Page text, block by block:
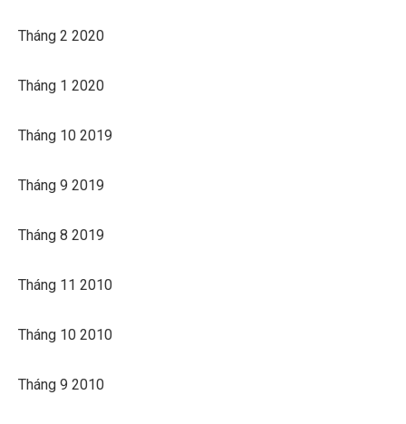
Tháng 2 2020
Tháng 1 2020
Tháng 10 2019
Tháng 9 2019
Tháng 8 2019
Tháng 11 2010
Tháng 10 2010
Tháng 9 2010